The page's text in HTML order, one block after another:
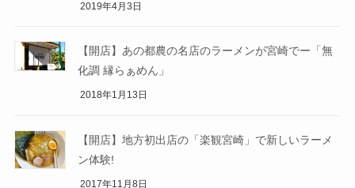
2019年4月3日
【開店】あの都農の名店のラーメンが宮崎でー「無
化調 縁らぁめん」
2018年1月13日
【開店】地方初出店の「楽観宮崎」で新しいラーメ
ン体験!
2017年11月8日